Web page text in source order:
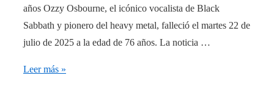
años Ozzy Osbourne, el icónico vocalista de Black
Sabbath y pionero del heavy metal, falleció el martes 22 de
julio de 2025 a la edad de 76 años. La noticia …
Fallece
Leer más »